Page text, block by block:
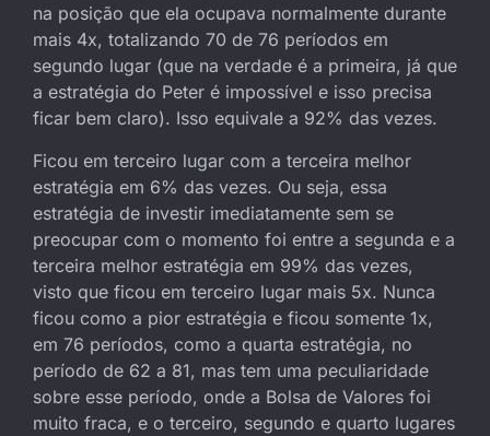
na posição que ela ocupava normalmente durante
mais 4x, totalizando 70 de 76 períodos em
segundo lugar (que na verdade é a primeira, já que
a estratégia do Peter é impossível e isso precisa
ficar bem claro). Isso equivale a 92% das vezes.
Ficou em terceiro lugar com a terceira melhor
estratégia em 6% das vezes. Ou seja, essa
estratégia de investir imediatamente sem se
preocupar com o momento foi entre a segunda e a
terceira melhor estratégia em 99% das vezes,
visto que ficou em terceiro lugar mais 5x. Nunca
ficou como a pior estratégia e ficou somente 1x,
em 76 períodos, como a quarta estratégia, no
período de 62 a 81, mas tem uma peculiaridade
sobre esse período, onde a Bolsa de Valores foi
muito fraca, e o terceiro, segundo e quarto lugares